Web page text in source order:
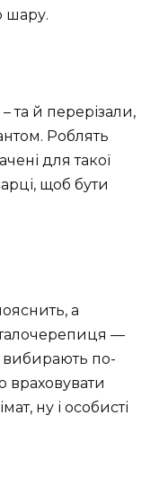
шару.
та й перерізали,
Роблять
для такої
щоб бути
а
—
вибирають по-
враховувати
ну і особисті